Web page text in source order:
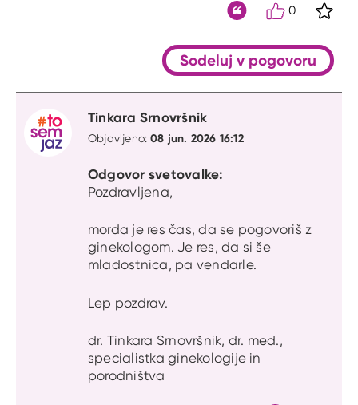
0
Sodeluj v pogovoru
Tinkara Srnovršnik
Objavljeno:08 jun. 2026 16:12
Odgovor svetovalke:
Pozdravljena,
morda je res čas, da se pogovoriš z
ginekologom. Je res, da si še
mladostnica, pa vendarle.
Lep pozdrav.
dr. Tinkara Srnovršnik, dr. med.,
specialistka ginekologije in
porodništva